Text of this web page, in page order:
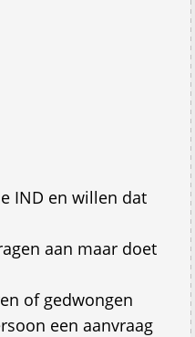
IND en willen dat
aan maar doet
of gedwongen
een aanvraag